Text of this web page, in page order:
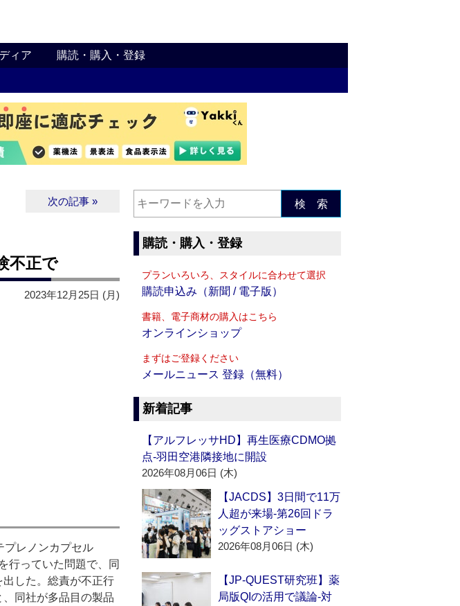
ィア 購読・購入・登録
次の記事 »
不正で
2023年12月25日 (月)
レノンカプセル
行っていた問題で、同
した。総責が不正行
同社が多品目の製品
検 索
購読・購入・登録
プランいろいろ、スタイルに合わせて選択
購読申込み（新聞 / 電子版）
書籍、電子商材の購入はこちら
オンラインショップ
まずはご登録ください
メールニュース 登録（無料）
新着記事
【アルフレッサHD】再生医療CDMO拠
点‐羽田空港隣接地に開設
2026年08月06日 (木)
【JACDS】3日間で11万
人超が来場‐第26回ドラ
ッグストアショー
2026年08月06日 (木)
【JP-QUEST研究班】薬
局版QIの活用で議論‐対